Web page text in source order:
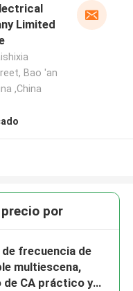
Limited
Bao 'an
,China
por
frecuencia de
multiescena,
de CA práctico y